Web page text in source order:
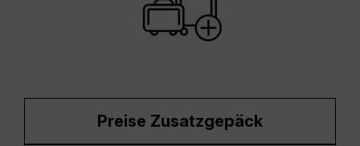
Preise Zusatzgepäck